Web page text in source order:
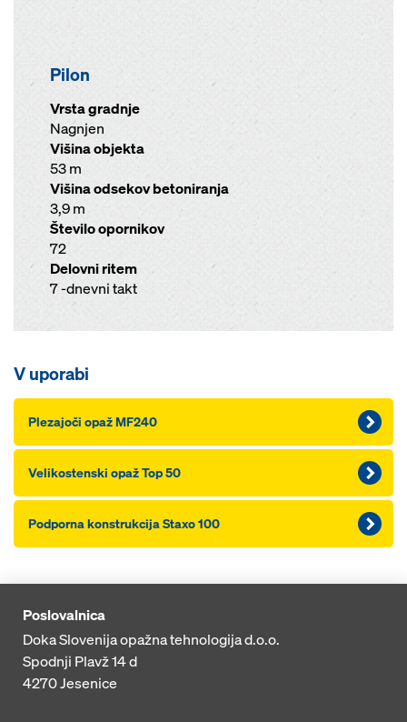
Pilon
Vrsta gradnje
Nagnjen
Višina objekta
53 m
Višina odsekov betoniranja
3,9 m
Število opornikov
72
Delovni ritem
7 -dnevni takt
V uporabi
Plezajoči opaž MF240
Velikostenski opaž Top 50
Podporna konstrukcija Staxo 100
Poslovalnica
Doka Slovenija opažna tehnologija d.o.o.
Spodnji Plavž 14 d
4270Jesenice